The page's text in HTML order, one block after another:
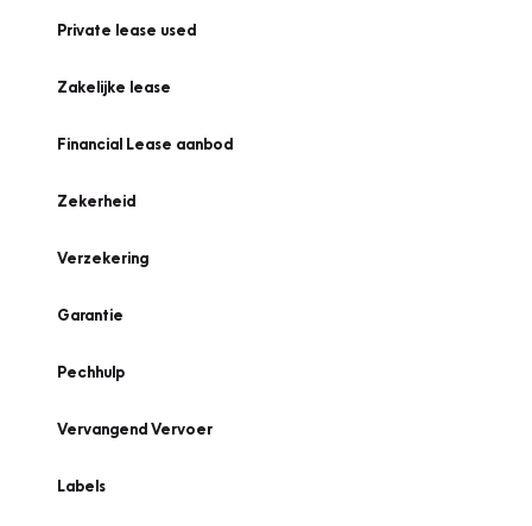
Private lease used
Zakelijke lease
Financial Lease aanbod
Zekerheid
Verzekering
Garantie
Pechhulp
Vervangend Vervoer
Labels